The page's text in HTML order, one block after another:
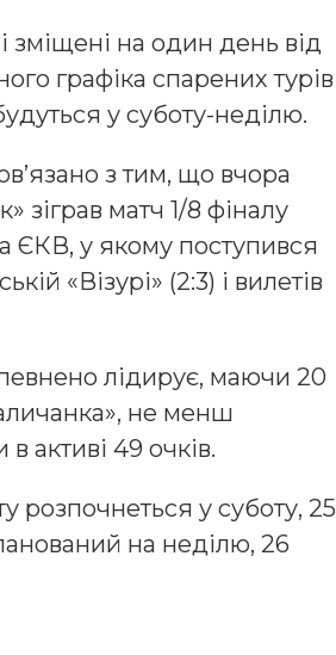
зміщені на один день від
графіка спарених турів
у суботу-неділю.
з тим, що вчора
зіграв матч 1/8 фіналу
ЄКВ, у якому поступився
«Візурі» (2:3) і вилетів
лідирує, маючи 20
не менш
активі 49 очків.
розпочнеться у суботу, 25
на неділю, 26